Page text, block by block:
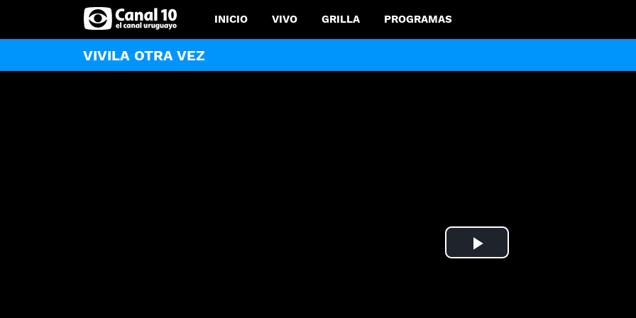
INICIO VIVO GRILLA PROGRAMAS
VIVILA OTRA VEZ
Play